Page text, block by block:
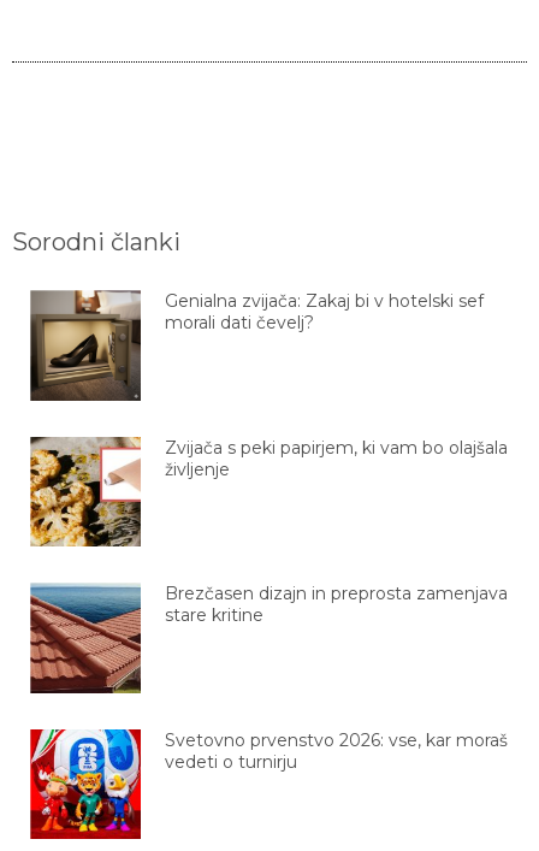
Sorodni članki
Genialna zvijača: Zakaj bi v hotelski sef
morali dati čevelj?
Zvijača s peki papirjem, ki vam bo olajšala
življenje
Brezčasen dizajn in preprosta zamenjava
stare kritine
Svetovno prvenstvo 2026: vse, kar moraš
vedeti o turnirju